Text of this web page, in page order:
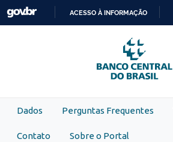
Skip to main content
PARA
O
CONTEÚDO
ACESSO À INFORMAÇÃO
Dados Perguntas Frequentes
Contato Sobre o Portal